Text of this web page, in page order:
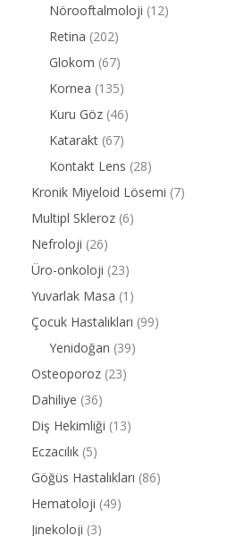
Nörooftalmoloji (12)
Retina (202)
Glokom (67)
Kornea (135)
Kuru Göz (46)
Katarakt (67)
Kontakt Lens (28)
Kronik Miyeloid Lösemi (7)
Multipl Skleroz (6)
Nefroloji (26)
Üro-onkoloji (23)
Yuvarlak Masa (1)
Çocuk Hastalıkları (99)
Yenidoğan (39)
Osteoporoz (23)
Dahiliye (36)
Diş Hekimliği (13)
Eczacılık (5)
Göğüs Hastalıkları (86)
Hematoloji (49)
Jinekoloji (3)